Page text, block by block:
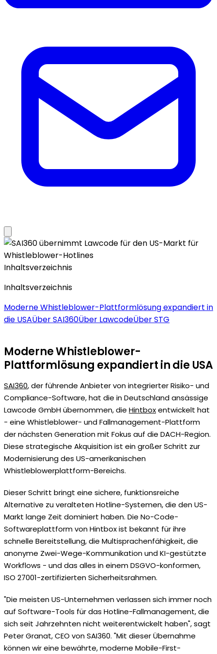
Inhaltsverzeichnis
Inhaltsverzeichnis
Moderne Whistleblower-Plattformlösung expandiert in
die USAÜber SAI360Über LawcodeÜber STG
Moderne Whistleblower-
Plattformlösung expandiert in die USA
SAI360, der führende Anbieter von integrierter Risiko- und
Compliance-Software, hat die in Deutschland ansässige
Lawcode GmbH übernommen, die Hintboxentwickelt hat
- eine Whistleblower- und Fallmanagement-Plattform
der nächsten Generation mit Fokus auf die DACH-Region.
Diese strategische Akquisition ist ein großer Schritt zur
Modernisierung des US-amerikanischen
Whistleblowerplattform-Bereichs.
Dieser Schritt bringt eine sichere, funktionsreiche
Alternative zu veralteten Hotline-Systemen, die den US-
Markt lange Zeit dominiert haben. Die No-Code-
Softwareplattform von Hintbox ist bekannt für ihre
schnelle Bereitstellung, die Multisprachenfähigkeit, die
anonyme Zwei-Wege-Kommunikation und KI-gestützte
Workflows - und das alles in einem DSGVO-konformen,
ISO 27001-zertifizierten Sicherheitsrahmen.
"Die meisten US-Unternehmen verlassen sich immer noch
auf Software-Tools für das Hotline-Fallmanagement, die
sich seit Jahrzehnten nicht weiterentwickelt haben", sagt
Peter Granat, CEO von SAI360. "Mit dieser Übernahme
können wir eine bewährte, moderne Mobile-First-